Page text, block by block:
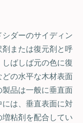
ダーのサイディン
または復元剤と呼
ばしば元の色に復
の水平な木材表面
品は一般に垂直面
は、垂直表面に対
粘剤を配合してい